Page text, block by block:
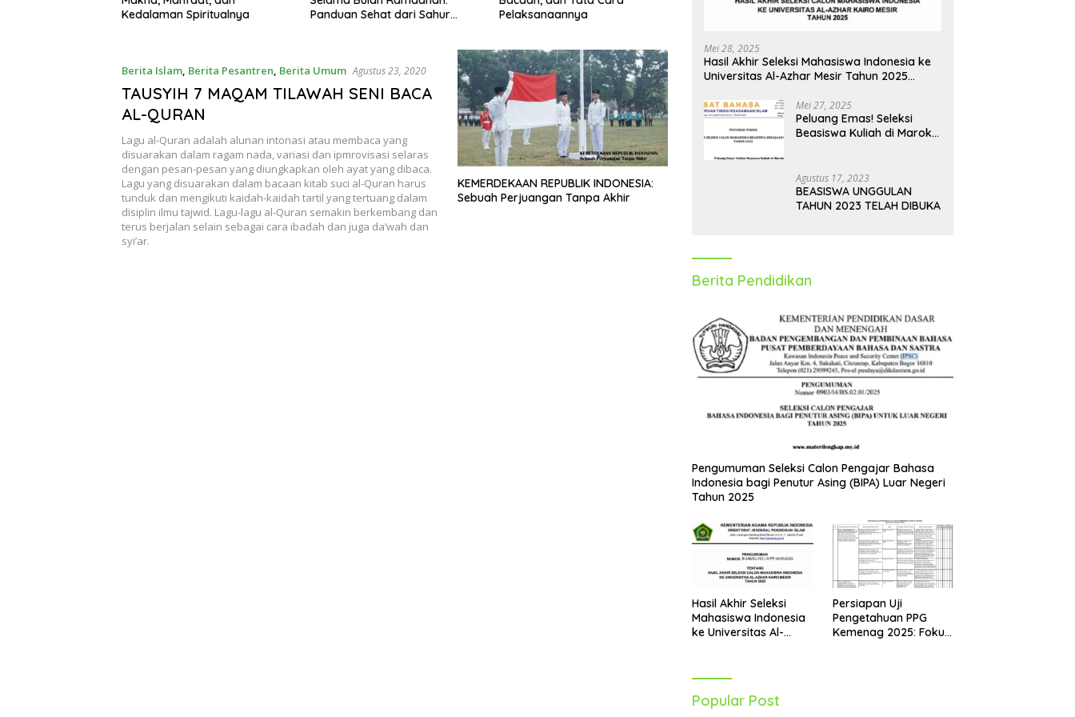
Panduan Sehat dari Sahur
Pelaksanaannya
Menghadapi Puasa Ramadhan
Perjalanan Aman dan Nyaman
Berita Islam, Berita Pesantren, Berita Umum Agustus 23, 2020
TAUSYIH 7 MAQAM TILAWAH SENI BACA
AL-QURAN
Lagu al-Quran adalah alunan intonasi atau membaca yang
disuarakan dalam ragam nada, variasi dan ipmrovisasi selaras
dengan pesan-pesan yang diungkapkan oleh ayat yang dibaca.
Lagu yang disuarakan dalam bacaan kitab suci al-Quran harus
tunduk dan mengikuti kaidah-kaidah tartil yang tertuang dalam
disiplin ilmu tajwid. Lagu-lagu al-Quran semakin berkembang dan
terus berjalan selain sebagai cara ibadah dan juga da’wah dan
syi’ar.
KEMERDEKAAN REPUBLIK INDONESIA:
Sebuah Perjuangan Tanpa Akhir
Mei 28, 2025
Hasil Akhir Seleksi Mahasiswa Indonesia ke
Universitas Al-Azhar Mesir Tahun 2025
Mei 27, 2025
Peluang Emas! Seleksi
Beasiswa Kuliah di Maroko
Agustus 17, 2023
BEASISWA UNGGULAN
TAHUN 2023 TELAH DIBUKA
Berita Pendidikan
Pengumuman Seleksi Calon Pengajar Bahasa
Indonesia bagi Penutur Asing (BIPA) Luar Negeri
Tahun 2025
Hasil Akhir Seleksi
Mahasiswa Indonesia
ke Universitas Al-
Persiapan Uji
Pengetahuan PPG
Kemenag 2025: Fokus
Popular Post